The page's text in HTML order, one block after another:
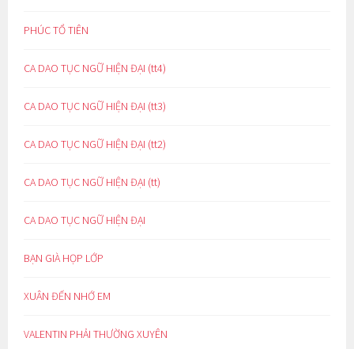
PHÚC TỔ TIÊN
CA DAO TỤC NGỮ HIỆN ĐẠI (tt4)
CA DAO TỤC NGỮ HIỆN ĐẠI (tt3)
CA DAO TỤC NGỮ HIỆN ĐẠI (tt2)
CA DAO TỤC NGỮ HIỆN ĐẠI (tt)
CA DAO TỤC NGỮ HIỆN ĐẠI
BẠN GIÀ HỌP LỚP
XUÂN ĐẾN NHỚ EM
VALENTIN PHẢI THƯỜNG XUYÊN